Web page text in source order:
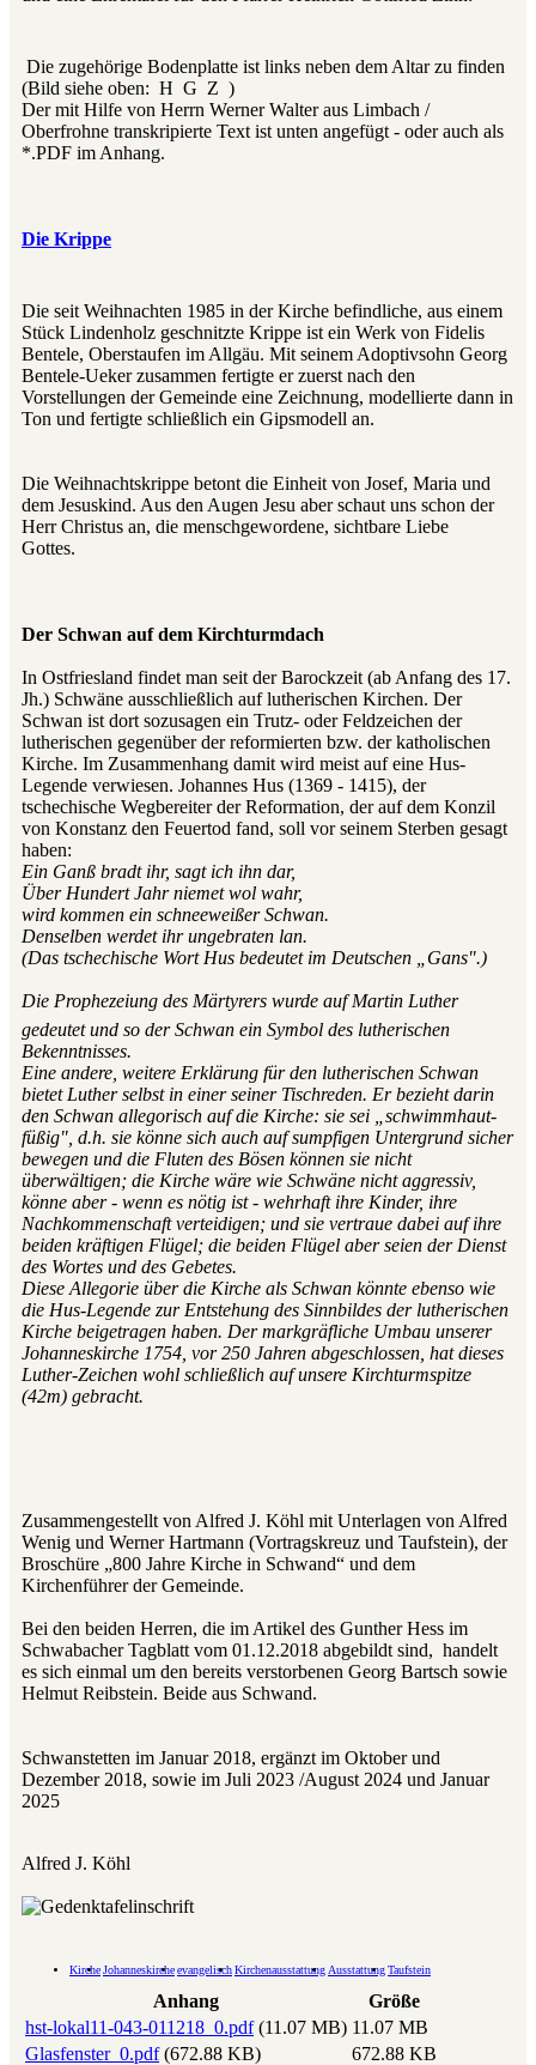
Die zugehörige Bodenplatte ist links neben dem Altar zu finden
(Bild siehe oben: H G Z )
Der mit Hilfe von Herrn Werner Walter aus Limbach /
Oberfrohne transkripierte Text ist unten angefügt - oder auch als
*.PDF im Anhang.
Die Krippe
Die seit Weihnachten 1985 in der Kirche befindliche, aus einem
Stück Lindenholz geschnitzte Krippe ist ein Werk von Fidelis
Bentele, Oberstaufen im Allgäu. Mit seinem Adoptivsohn Georg
Bentele-Ueker zusammen fertigte er zuerst nach den
Vorstellungen der Gemeinde eine Zeichnung, modellierte dann in
Ton und fertigte schließlich ein Gipsmodell an.
Die Weihnachtskrippe betont die Einheit von Josef, Maria und
dem Jesuskind. Aus den Augen Jesu aber schaut uns schon der
Herr Christus an, die menschgewordene, sichtbare Liebe
Gottes.
Der Schwan auf dem Kirchturmdach
In Ostfriesland findet man seit der Barockzeit (ab Anfang des 17.
Jh.) Schwäne ausschließlich auf lutherischen Kirchen. Der
Schwan ist dort sozusagen ein Trutz- oder Feldzeichen der
lutherischen gegenüber der reformierten bzw. der katholischen
Kirche. Im Zusammenhang damit wird meist auf eine Hus-
Legende verwiesen. Johannes Hus (1369 - 1415), der
tschechische Wegbereiter der Reformation, der auf dem Konzil
von Konstanz den Feuertod fand, soll vor seinem Sterben gesagt
haben:
Ein Ganß bradt ihr, sagt ich ihn dar,
Über Hundert Jahr niemet wol wahr,
wird kommen ein schneeweißer Schwan.
Denselben werdet ihr ungebraten lan.
(Das tschechische Wort Hus bedeutet im Deutschen „Gans".)
Die Prophezeiung des Märtyrers wurde auf Martin Luther
gedeutet und so der Schwan ein Symbol des lutherischen
Bekenntnisses.
Eine andere, weitere Erklärung für den lutherischen Schwan
bietet Luther selbst in einer seiner Tischreden. Er bezieht darin
den Schwan allegorisch auf die Kirche: sie sei „schwimmhaut-
füßig", d.h. sie könne sich auch auf sumpfigen Untergrund sicher
bewegen und die Fluten des Bösen können sie nicht
überwältigen; die Kirche wäre wie Schwäne nicht aggressiv,
könne aber - wenn es nötig ist - wehrhaft ihre Kinder, ihre
Nachkommenschaft verteidigen; und sie vertraue dabei auf ihre
beiden kräftigen Flügel; die beiden Flügel aber seien der Dienst
des Wortes und des Gebetes.
Diese Allegorie über die Kirche als Schwan könnte ebenso wie
die Hus-Legende zur Entstehung des Sinnbildes der lutherischen
Kirche beigetragen haben. Der markgräfliche Umbau unserer
Johanneskirche 1754, vor 250 Jahren abgeschlossen, hat dieses
Luther-Zeichen wohl schließlich auf unsere Kirchturmspitze
(42m) gebracht.
Zusammengestellt von Alfred J. Köhl mit Unterlagen von Alfred
Wenig und Werner Hartmann (Vortragskreuz und Taufstein), der
Broschüre „800 Jahre Kirche in Schwand“ und dem
Kirchenführer der Gemeinde.
Bei den beiden Herren, die im Artikel des Gunther Hess im
Schwabacher Tagblatt vom 01.12.2018 abgebildt sind, handelt
es sich einmal um den bereits verstorbenen Georg Bartsch sowie
Helmut Reibstein. Beide aus Schwand.
Schwanstetten im Januar 2018, ergänzt im Oktober und
Dezember 2018, sowie im Juli 2023 /August 2024 und Januar
2025
Alfred J. Köhl
KircheJohanneskircheevangelischKirchenausstattung AusstattungTaufstein
Anhang
Größe
hst-lokal11-043-011218_0.pdf (11.07 MB) 11.07 MB
Glasfenster_0.pdf (672.88 KB) 672.88 KB